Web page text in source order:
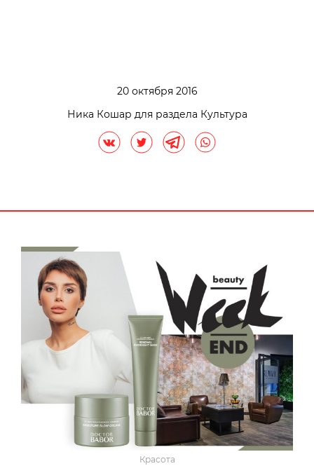
20 октября 2016
Ника Кошар для раздела Культура
Красота